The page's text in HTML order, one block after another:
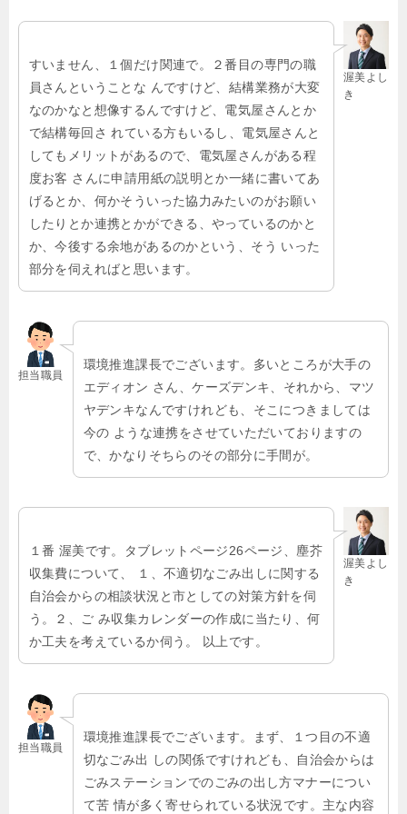
渥美よし
き
すいません、１個だけ関連で。２番目の専門の職
員さんということな んですけど、結構業務が大変
なのかなと想像するんですけど、電気屋さんとか
で結構毎回さ れている方もいるし、電気屋さんと
してもメリットがあるので、電気屋さんがある程
度お客 さんに申請用紙の説明とか一緒に書いてあ
げるとか、何かそういった協力みたいのがお願い
したりとか連携とかができる、やっているのかと
か、今後する余地があるのかという、そう いった
部分を伺えればと思います。
担当職員
環境推進課長でございます。多いところが大手の
エディオン さん、ケーズデンキ、それから、マツ
ヤデンキなんですけれども、そこにつきましては
今の ような連携をさせていただいておりますの
で、かなりそちらのその部分に手間が。
渥美よし
き
１番 渥美です。タブレットページ26ページ、塵芥
収集費について、 １、不適切なごみ出しに関する
自治会からの相談状況と市としての対策方針を伺
う。２、ご み収集カレンダーの作成に当たり、何
か工夫を考えているか伺う。 以上です。
担当職員
環境推進課長でございます。まず、１つ目の不適
切なごみ出 しの関係ですけれども、自治会からは
ごみステーションでのごみの出し方マナーについ
て苦 情が多く寄せられている状況です。主な内容